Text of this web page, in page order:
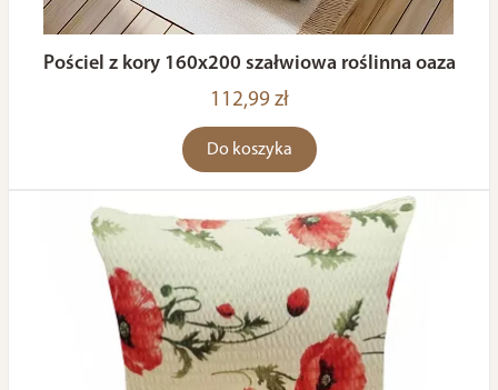
Pościel z kory 160x200 szałwiowa roślinna oaza
112,99 zł
Do koszyka